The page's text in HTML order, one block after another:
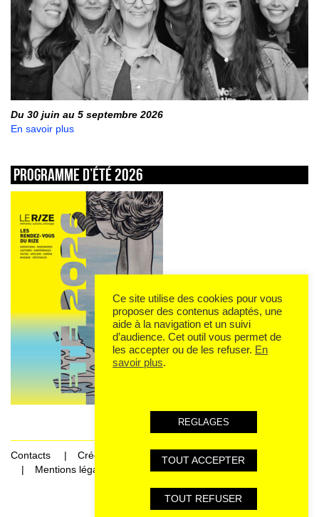
Du 30 juin au 5 septembre 2026
En savoir plus
Programme d’été 2026
Contacts
Crédits
Mentions légales et données personnelles
Ce site utilise des cookies pour vous
proposer des contenus adaptés, une
aide à la navigation et un suivi
d’audience. Cet outil vous permet de
les accepter ou de les refuser. En
savoir plus.
REGLAGES
TOUT ACCEPTER
TOUT REFUSER